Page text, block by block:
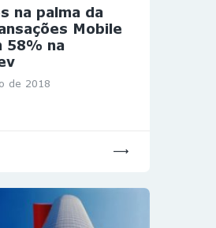
na palma da
Mobile
58% na
de 2018